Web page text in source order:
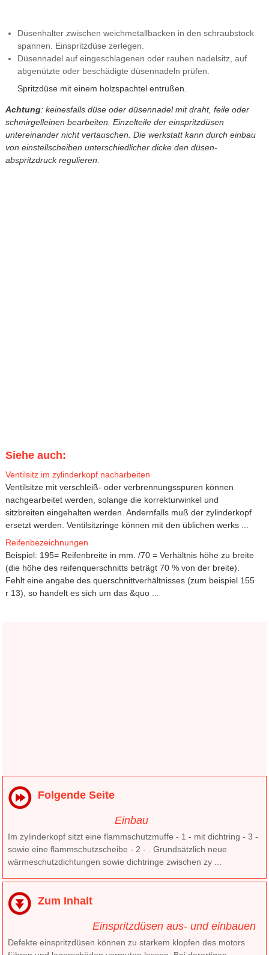
Düsenhalter zwischen weichmetallbacken in den schraubstock
spannen. Einspritzdüse zerlegen.
Düsennadel auf eingeschlagenen oder rauhen nadelsitz, auf
abgenützte oder beschädigte düsennadeln prüfen.
Spritzdüse mit einem holzspachtel entrußen.
Achtung: keinesfalls düse oder düsennadel mit draht, feile oder
schmirgelleinen bearbeiten. Einzelteile der einspritzdüsen
untereinander nicht vertauschen. Die werkstatt kann durch einbau
von einstellscheiben unterschiedlicher dicke den düsen-
abspritzdruck regulieren.
Siehe auch:
Ventilsitz im zylinderkopf nacharbeiten
Ventilsitze mit verschleiß- oder verbrennungsspuren können
nachgearbeitet werden, solange die korrekturwinkel und
sitzbreiten eingehalten werden. Andernfalls muß der zylinderkopf
ersetzt werden. Ventilsitzringe können mit den üblichen werks ...
Reifenbezeichnungen
Beispiel: 195= Reifenbreite in mm. /70 = Verhältnis höhe zu breite
(die höhe des reifenquerschnitts beträgt 70 % von der breite).
Fehlt eine angabe des querschnittverhältnisses (zum beispiel 155
r 13), so handelt es sich um das &quo ...
Folgende Seite
Einbau
Im zylinderkopf sitzt eine flammschutzmuffe - 1 - mit dichtring - 3 -
sowie eine flammschutzscheibe - 2 - . Grundsätzlich neue
wärmeschutzdichtungen sowie dichtringe zwischen zy ...
Zum Inhalt
Einspritzdüsen aus- und einbauen
Defekte einspritzdüsen können zu starkem klopfen des motors